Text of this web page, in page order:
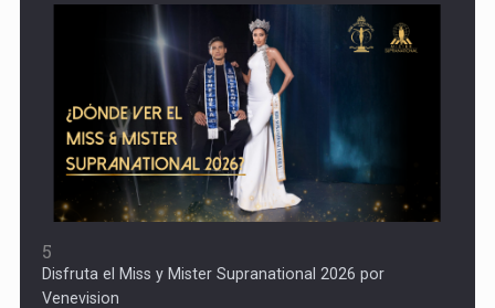
5
Disfruta el Miss y Mister Supranational 2026 por
Venevision